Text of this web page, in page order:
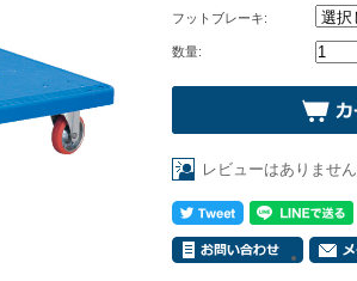
フットブレーキ:
数量:
レビューはありません